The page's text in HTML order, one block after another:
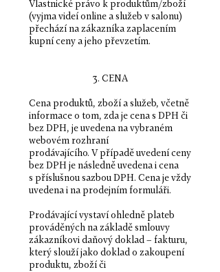
Vlastnické právo k produktům/zboží
(vyjma videí online a služeb v salonu)
přechází na zákazníka zaplacením
kupní ceny a jeho převzetím.
3. CENA
Cena produktů, zboží a služeb, včetně
informace o tom, zda je cena s DPH či
bez DPH, je uvedena na vybraném
webovém rozhraní
prodávajícího. V případě uvedení ceny
bez DPH je následně uvedena i cena
s příslušnou sazbou DPH. Cena je vždy
uvedena i na prodejním formuláři.
Prodávající vystaví ohledně plateb
prováděných na základě smlouvy
zákazníkovi daňový doklad – fakturu,
který slouží jako doklad o zakoupení
produktu, zboží či